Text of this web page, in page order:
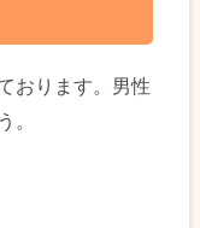
おります。男性
。